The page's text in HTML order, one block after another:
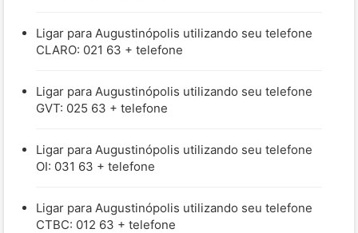
Ligar para Augustinópolis utilizando seu telefone
CLARO: 021 63 + telefone
Ligar para Augustinópolis utilizando seu telefone
GVT: 025 63 + telefone
Ligar para Augustinópolis utilizando seu telefone
OI: 031 63 + telefone
Ligar para Augustinópolis utilizando seu telefone
CTBC: 012 63 + telefone